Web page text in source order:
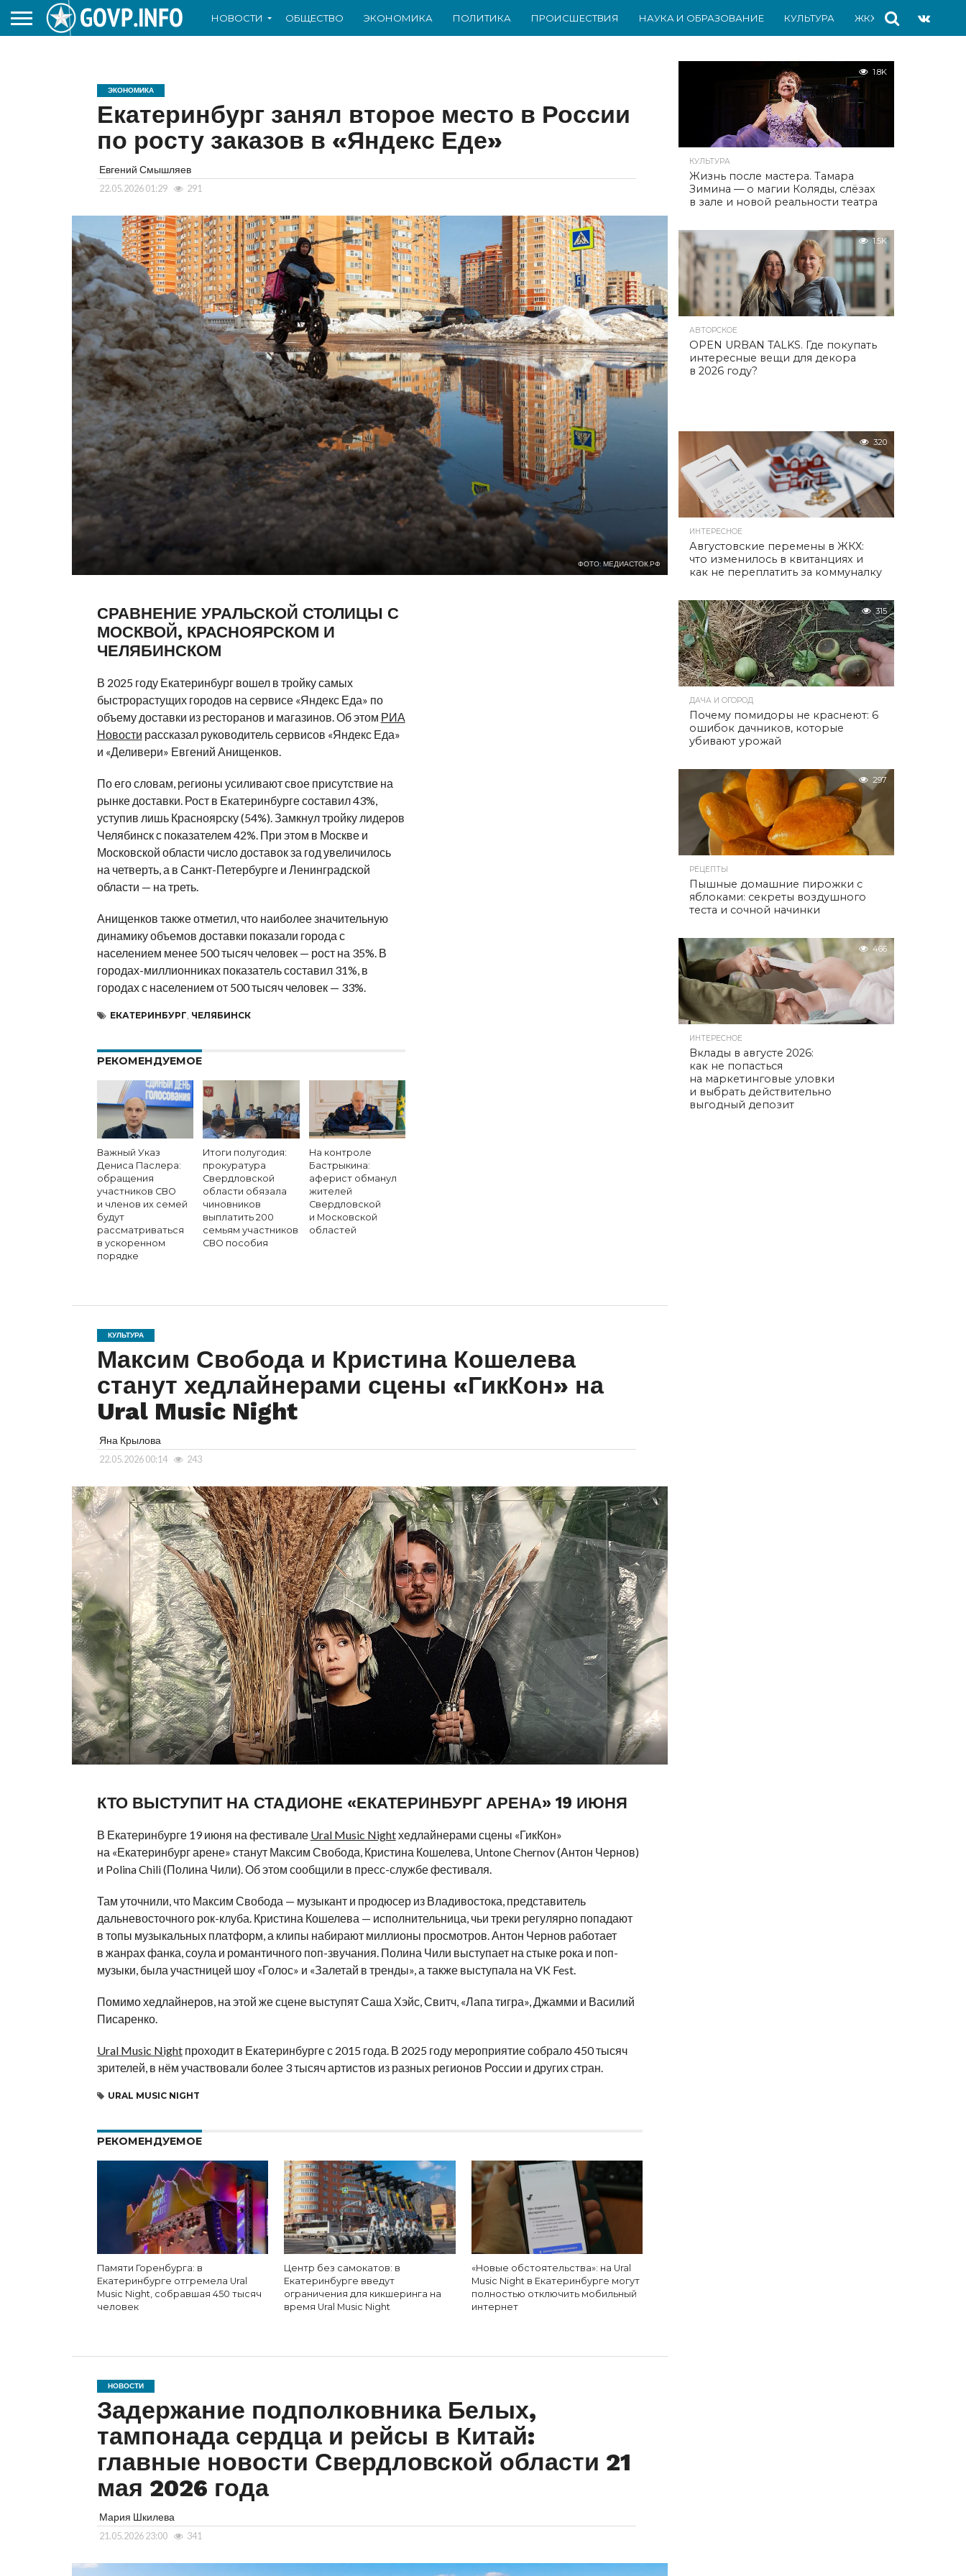
НОВОСТИ ОБЩЕСТВО ЭКОНОМИКА ПОЛИТИКА ПРОИСШЕСТВИЯ НАУКА И ОБРАЗОВАНИЕ КУЛЬТУРА ЖКХ СПОРТ
ЭКОНОМИКА
Екатеринбург занял второе место в России
по росту заказов в «Яндекс Еде»
Евгений Смышляев
22.05.2026 01:29 291
ФОТО: МЕДИАСТОК.РФ
СРАВНЕНИЕ УРАЛЬСКОЙ СТОЛИЦЫ С
МОСКВОЙ, КРАСНОЯРСКОМ И
ЧЕЛЯБИНСКОМ
В 2025 году Екатеринбург вошел в тройку самых
быстрорастущих городов на сервисе «Яндекс Еда» по
объему доставки из ресторанов и магазинов. Об этом РИА
Новости рассказал руководитель сервисов «Яндекс Еда»
и «Деливери» Евгений Анищенков.
По его словам, регионы усиливают свое присутствие на
рынке доставки. Рост в Екатеринбурге составил 43%,
уступив лишь Красноярску (54%). Замкнул тройку лидеров
Челябинск с показателем 42%. При этом в Москве и
Московской области число доставок за год увеличилось
на четверть, а в Санкт-Петербурге и Ленинградской
области — на треть.
Анищенков также отметил, что наиболее значительную
динамику объемов доставки показали города с
населением менее 500 тысяч человек — рост на 35%. В
городах-миллионниках показатель составил 31%, в
городах с населением от 500 тысяч человек — 33%.
ЕКАТЕРИНБУРГ, ЧЕЛЯБИНСК
РЕКОМЕНДУЕМОЕ
Важный Указ
Дениса Паслера:
обращения
участников СВО
и членов их семей
будут
рассматриваться
в ускоренном
порядке
Итоги полугодия:
прокуратура
Свердловской
области обязала
чиновников
выплатить 200
семьям участников
СВО пособия
На контроле
Бастрыкина:
аферист обманул
жителей
Свердловской
и Московской
областей
КУЛЬТУРА
Максим Свобода и Кристина Кошелева
станут хедлайнерами сцены «ГикКон» на
Ural Music Night
Яна Крылова
22.05.2026 00:14 243
КТО ВЫСТУПИТ НА СТАДИОНЕ «ЕКАТЕРИНБУРГ АРЕНА» 19 ИЮНЯ
В Екатеринбурге 19 июня на фестивале Ural Music Nightхедлайнерами сцены «ГикКон»
на «Екатеринбург арене» станут Максим Свобода, Кристина Кошелева, Untone Chernov (Антон Чернов)
и Polina Chili (Полина Чили). Об этом сообщили в пресс-службе фестиваля.
Там уточнили, что Максим Свобода — музыкант и продюсер из Владивостока, представитель
дальневосточного рок-клуба. Кристина Кошелева — исполнительница, чьи треки регулярно попадают
в топы музыкальных платформ, а клипы набирают миллионы просмотров. Антон Чернов работает
в жанрах фанка, соула и романтичного поп-звучания. Полина Чили выступает на стыке рока и поп-
музыки, была участницей шоу «Голос» и «Залетай в тренды», а также выступала на VK Fest.
Помимо хедлайнеров, на этой же сцене выступят Саша Хэйс, Свитч, «Лапа тигра», Джамми и Василий
Писаренко.
Ural Music Nightпроходит в Екатеринбурге с 2015 года. В 2025 году мероприятие собрало 450 тысяч
зрителей, в нём участвовали более 3 тысяч артистов из разных регионов России и других стран.
URAL MUSIC NIGHT
РЕКОМЕНДУЕМОЕ
Памяти Горенбурга: в
Екатеринбурге отгремела Ural
Music Night, собравшая 450 тысяч
человек
Центр без самокатов: в
Екатеринбурге введут
ограничения для кикшеринга на
время Ural Music Night
«Новые обстоятельства»: на Ural
Music Night в Екатеринбурге могут
полностью отключить мобильный
интернет
НОВОСТИ
Задержание подполковника Белых,
тампонада сердца и рейсы в Китай:
главные новости Свердловской области 21
мая 2026 года
Мария Шкилева
21.05.2026 23:00 341
1.8K
КУЛЬТУРА
Жизнь после мастера. Тамара
Зимина — о магии Коляды, слёзах
в зале и новой реальности театра
1.5K
АВТОРСКОЕ
OPEN URBAN TALKS. Где покупать
интересные вещи для декора
в 2026 году?
320
ИНТЕРЕСНОЕ
Августовские перемены в ЖКХ:
что изменилось в квитанциях и
как не переплатить за коммуналку
315
ДАЧА И ОГОРОД
Почему помидоры не краснеют: 6
ошибок дачников, которые
убивают урожай
297
РЕЦЕПТЫ
Пышные домашние пирожки с
яблоками: секреты воздушного
теста и сочной начинки
466
ИНТЕРЕСНОЕ
Вклады в августе 2026:
как не попасться
на маркетинговые уловки
и выбрать действительно
выгодный депозит